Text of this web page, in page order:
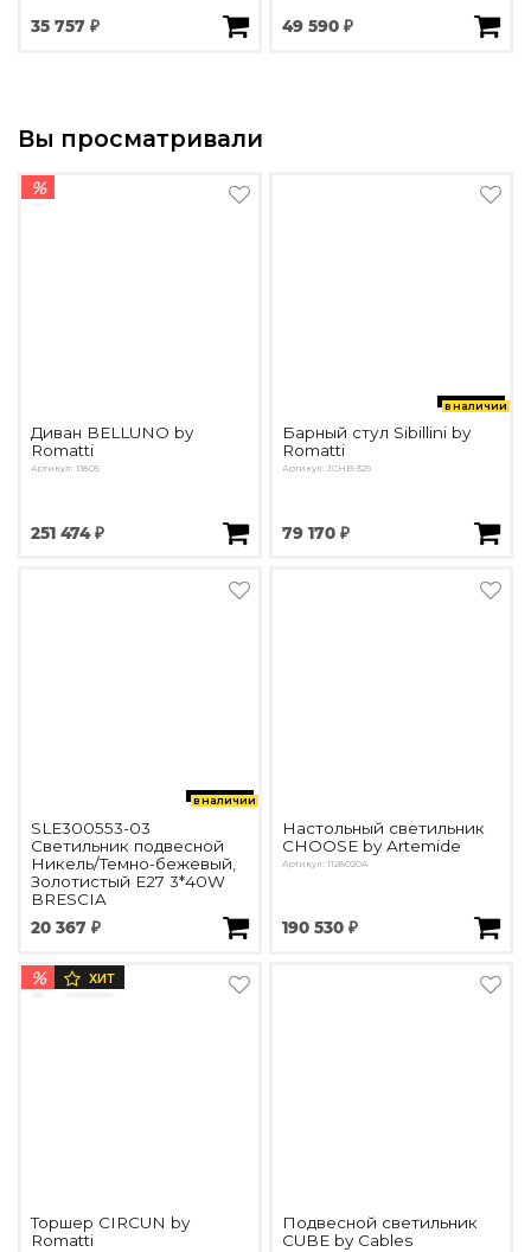
35 757 ₽ 49 590 ₽
Вы просматривали
%
Диван BELLUNO by
Romatti
Артикул: D805
251 474 ₽
в наличии
Барный стул Sibillini by
Romatti
Артикул: JCHB-329
79 170 ₽
в наличии
SLE300553-03
Светильник подвесной
Никель/Темно-бежевый,
Золотистый E27 3*40W
BRESCIA
20 367 ₽
Настольный светильник
CHOOSE by Artemide
Артикул: 1128020A
190 530 ₽
% ХИТ
Торшер CIRCUN by
Romatti
Подвесной светильник
CUBE by Cables